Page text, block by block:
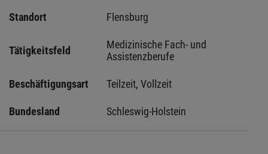
Standort
Flensburg
Tätigkeitsfeld
Medizinische Fach- und
Assistenzberufe
Beschäftigungsart Teilzeit, Vollzeit
Bundesland Schleswig-Holstein